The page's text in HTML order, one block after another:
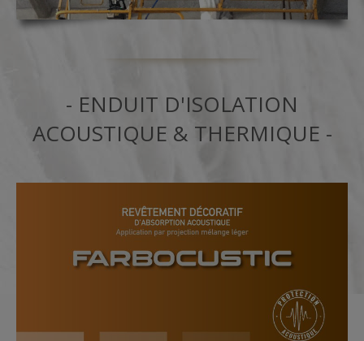
- ENDUIT D'ISOLATION
ACOUSTIQUE & THERMIQUE -